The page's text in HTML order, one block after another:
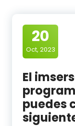
20
Oct, 2023
El
puedes